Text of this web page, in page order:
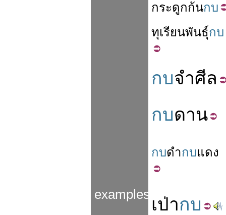
examples
กระดูกก้นกบ
ทุเรียนพันธุ์กบ
กบจำศีล
กบดาน
กบดำกบแดง
เป่ากบ